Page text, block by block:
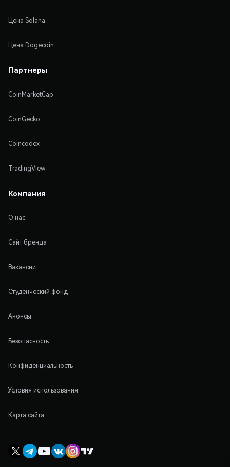
Цена Solana
Цена Dogecoin
Партнеры
CoinMarketCap
CoinGecko
Coincodex
TradingView
Компания
О нас
Сайт бренда
Вакансии
Студенческий фонд
Анонсы
Безопасность
Конфиденциальность
Условия использования
Карта сайта